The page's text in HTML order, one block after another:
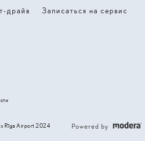
драйв Записаться на сервис
Rīga Airport 2024 Powered by